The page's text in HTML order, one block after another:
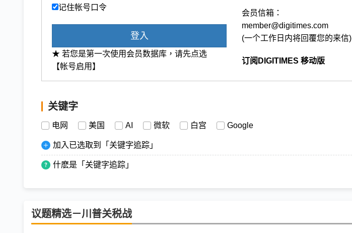
记住帐号口令
登入
★ 若您是第一次使用会员数据库，请先点选
【帐号启用】
会员信箱：
member@digitimes.com
(一个工作日内将回覆您的来信)
订阅DIGITIMES 移动版
关键字
电网 美国 AI 微软 白宫 Google
加入已选取到「关键字追踪」
什麽是「关键字追踪」
议题精选－川普关税战